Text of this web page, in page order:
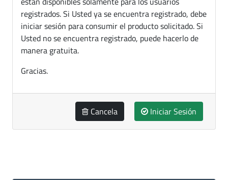
registrados. Si Usted ya se encuentra registrado, debe
iniciar sesión para consumir el producto solicitado. Si
Usted no se encuentra registrado, puede hacerlo de
manera gratuita.
Gracias.
Cancela Iniciar Sesión